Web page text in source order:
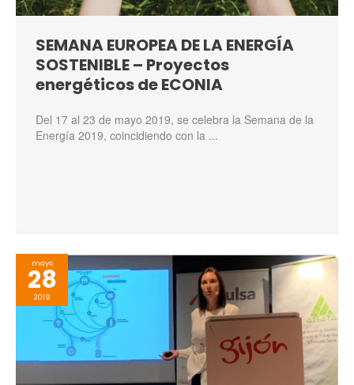
SEMANA EUROPEA DE LA ENERGÍA
SOSTENIBLE – Proyectos
energéticos de ECONIA
Del 17 al 23 de mayo 2019, se celebra la Semana de la
Energía 2019, coincidiendo con la ...
mayo
28
2019